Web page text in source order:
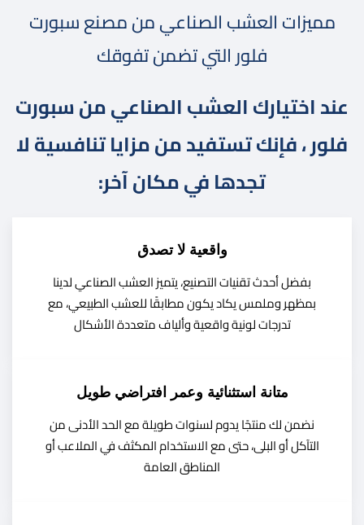
مميزات العشب الصناعي من مصنع سبورت
فلور التي تضمن تفوقك
عند اختيارك العشب الصناعي من سبورت
فلور ، فإنك تستفيد من مزايا تنافسية لا
تجدها في مكان آخر:
واقعية لا تصدق
بفضل أحدث تقنيات التصنيع، يتميز العشب الصناعي لدينا
بمظهر وملمس يكاد يكون مطابقًا للعشب الطبيعي، مع
تدرجات لونية واقعية وألياف متعددة الأشكال
متانة استثنائية وعمر افتراضي طويل
نضمن لك منتجًا يدوم لسنوات طويلة مع الحد الأدنى من
التآكل أو البلى، حتى مع الاستخدام المكثف في الملاعب أو
المناطق العامة